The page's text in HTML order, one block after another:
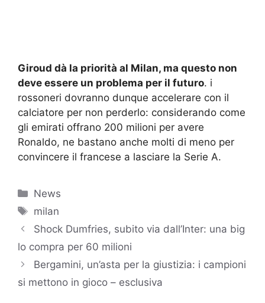
Giroud dà la priorità al Milan, ma questo non
deve essere un problema per il futuro. i
rossoneri dovranno dunque accelerare con il
calciatore per non perderlo: considerando come
gli emirati offrano 200 milioni per avere
Ronaldo, ne bastano anche molti di meno per
convincere il francese a lasciare la Serie A.
Categorie
News
Tag
milan
Shock Dumfries, subito via dall’Inter: una big
lo compra per 60 milioni
Bergamini, un’asta per la giustizia: i campioni
si mettono in gioco – esclusiva